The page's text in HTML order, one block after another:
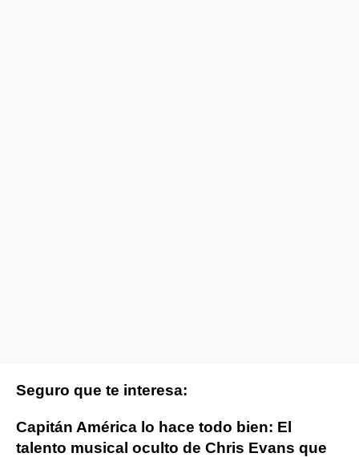
Seguro que te interesa:
Capitán América lo hace todo bien: El
talento musical oculto de Chris Evans que